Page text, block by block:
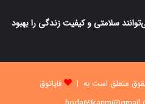
سلامتی و کیفیت زندگی را بهبود
فاپاتوق